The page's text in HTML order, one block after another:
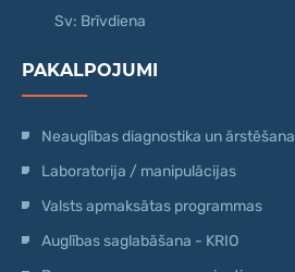
Sv: Brīvdiena
PAKALPOJUMI
Neauglības diagnostika un ārstēšana
Laboratorija / manipulācijas
Valsts apmaksātas programmas
Auglības saglabāšana - KRIO